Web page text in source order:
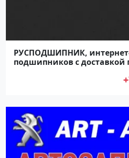
РУСПОДШИПНИК,
подшипников с доставкой